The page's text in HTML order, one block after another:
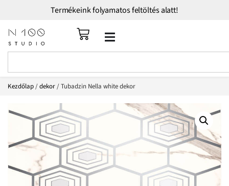
Termékeink folyamatos feltöltés alatt!
Kezdőlap/dekor/ Tubadzin Nella white dekor